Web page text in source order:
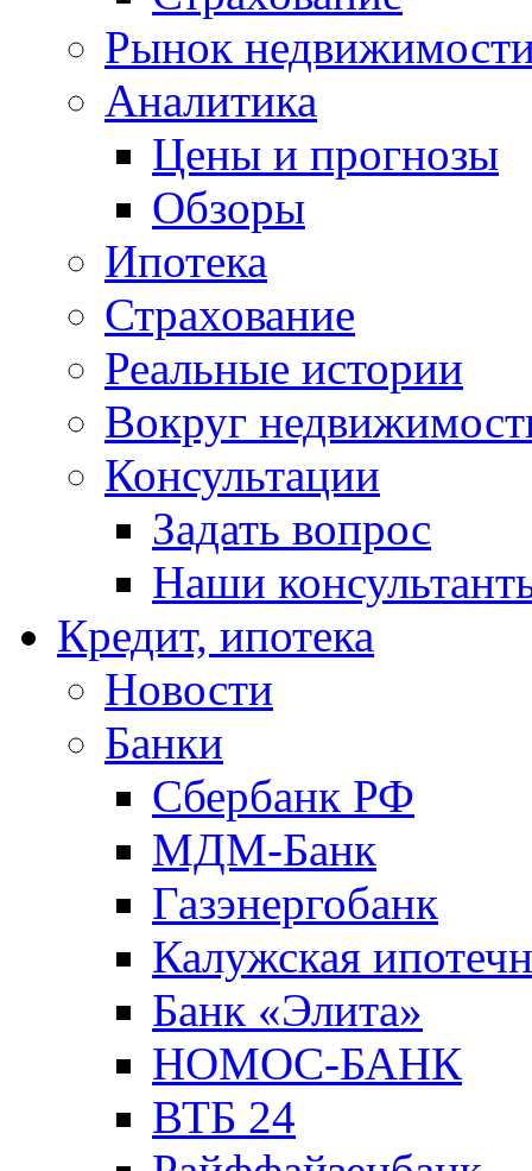
Рынок
Аналитика
Цены и прогнозы
Обзоры
Ипотека
Страхование
Реальные истории
Вокруг
Консультации
Задать вопрос
Наши
Кредит, ипотека
Новости
Банки
Сбербанк РФ
МДМ-Банк
Газэнергобанк
Калужская
Банк «Элита»
НОМОС-БАНК
ВТБ 24